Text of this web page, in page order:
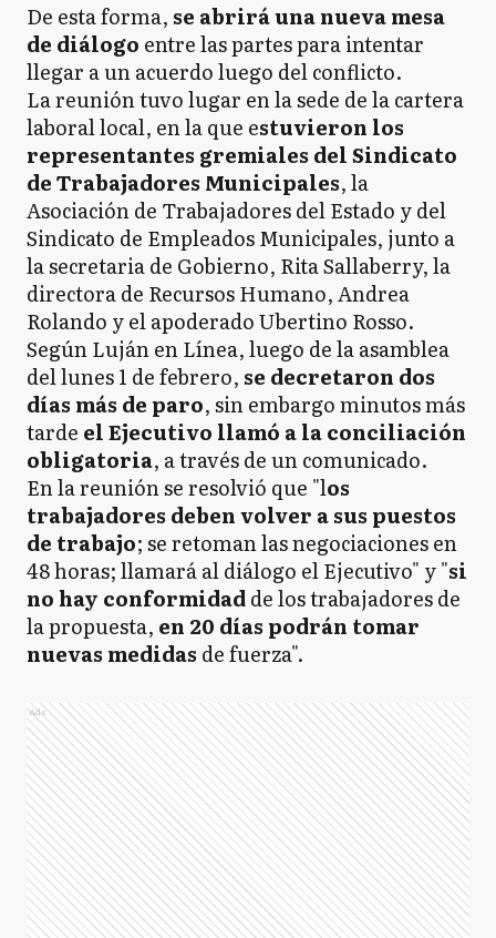
De esta forma, se abrirá una nueva mesa
de diálogo entre las partes para intentar
llegar a un acuerdo luego del conflicto.
La reunión tuvo lugar en la sede de la cartera
laboral local, en la que estuvieron los
representantes gremiales del Sindicato
de Trabajadores Municipales, la
Asociación de Trabajadores del Estado y del
Sindicato de Empleados Municipales, junto a
la secretaria de Gobierno, Rita Sallaberry, la
directora de Recursos Humano, Andrea
Rolando y el apoderado Ubertino Rosso.
Según Luján en Línea, luego de la asamblea
del lunes 1 de febrero, se decretaron dos
días más de paro, sin embargo minutos más
tarde el Ejecutivo llamó a la conciliación
obligatoria, a través de un comunicado.
En la reunión se resolvió que "los
trabajadores deben volver a sus puestos
de trabajo; se retoman las negociaciones en
48 horas; llamará al diálogo el Ejecutivo" y "si
no hay conformidadde los trabajadores de
la propuesta, en 20 días podrán tomar
nuevas medidas de fuerza".
Ads